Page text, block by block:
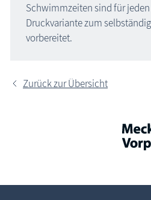
Schwimmzeiten sind für
Druckvariante zum
vorbereitet.
Zurück zur Übersicht